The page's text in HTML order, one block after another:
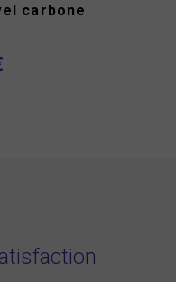
carbone